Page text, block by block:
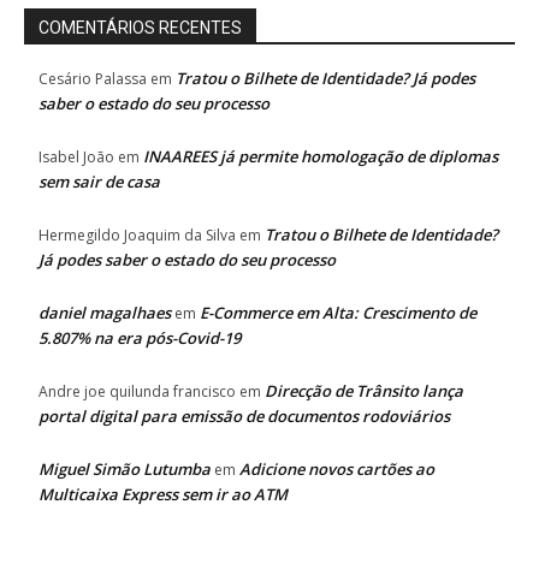
COMENTÁRIOS RECENTES
Cesário Palassa em Tratou o Bilhete de Identidade? Já podes
saber o estado do seu processo
Isabel João em INAAREES já permite homologação de diplomas
sem sair de casa
Hermegildo Joaquim da Silva em Tratou o Bilhete de Identidade?
Já podes saber o estado do seu processo
daniel magalhaesem E-Commerce em Alta: Crescimento de
5.807% na era pós-Covid-19
Andre joe quilunda francisco em Direcção de Trânsito lança
portal digital para emissão de documentos rodoviários
Miguel Simão Lutumba em Adicione novos cartões ao
Multicaixa Express sem ir ao ATM